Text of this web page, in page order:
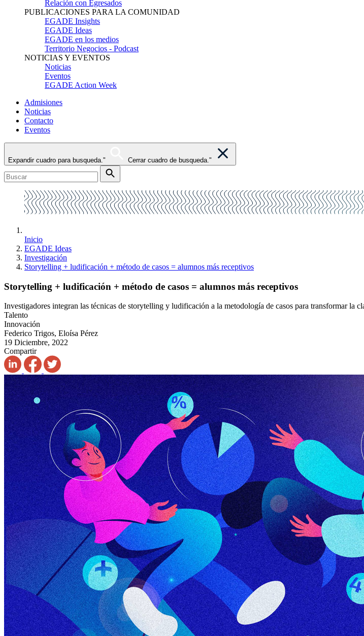
Relación con Egresados
PUBLICACIONES PARA LA COMUNIDAD
EGADE Insights
EGADE Ideas
EGADE en los medios
Territorio Negocios - Podcast
NOTICIAS Y EVENTOS
Noticias
Eventos
EGADE Action Week
Admisiones
Noticias
Contacto
Eventos
Expandir cuadro para busqueda." Cerrar cuadro de busqueda."
Inicio
EGADE Ideas
Investigación
Storytelling + ludificación + método de casos = alumnos más receptivos
Storytelling + ludificación + método de casos = alumnos más receptivos
Investigadores integran las técnicas de storytelling y ludificación a la metodología de casos para transformar la
Talento
Innovación
Federico Trigos, Eloísa Pérez
19 Diciembre, 2022
Compartir